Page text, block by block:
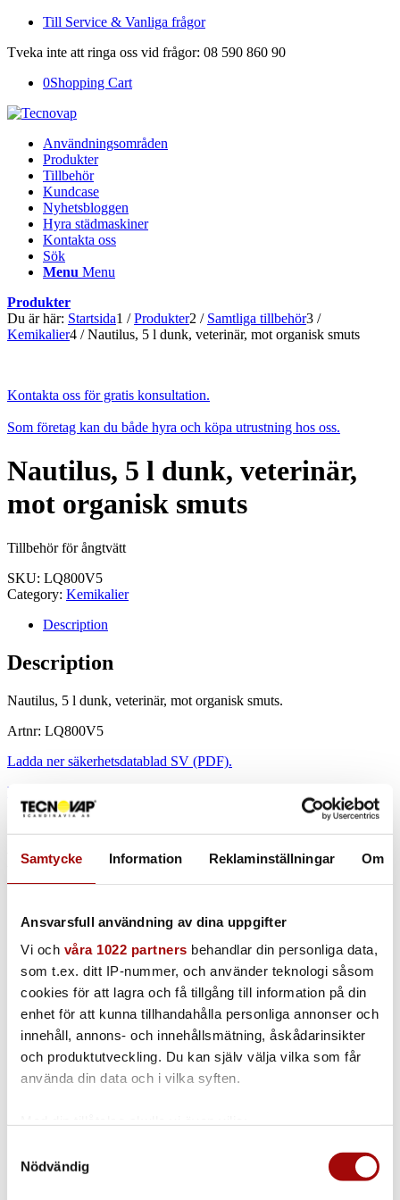
Samtycke Information Reklaminställningar Om
Ansvarsfull användning av dina uppgifter
Vi och våra 1022 partners behandlar din personliga data,
som t.ex. ditt IP-nummer, och använder teknologi såsom
cookies för att lagra och få tillgång till information på din
enhet för att kunna tillhandahålla personliga annonser och
innehåll, annons- och innehållsmätning, åskådarinsikter
och produktutveckling. Du kan själv välja vilka som får
använda din data och i vilka syften.
som kan ha en noggrannhet på upp till flera meter
Nödvändig
Till Service & Vanliga frågor
Tveka inte att ringa oss vid frågor: 08 590 860 90
0Shopping Cart
Användningsområden
Produkter
Tillbehör
Kundcase
Nyhetsbloggen
Hyra städmaskiner
Kontakta oss
Sök
Menu Menu
Produkter
Du är här: Startsida1 / Produkter2 / Samtliga tillbehör3 /
Kemikalier4 / Nautilus, 5 l dunk, veterinär, mot organisk smuts
Kontakta oss för gratis konsultation.
Som företag kan du både hyra och köpa utrustning hos oss.
Nautilus, 5 l dunk, veterinär,
mot organisk smuts
Tillbehör för ångtvätt
SKU: LQ800V5
Category: Kemikalier
Description
Description
Nautilus, 5 l dunk, veterinär, mot organisk smuts.
Artnr: LQ800V5
Ladda ner säkerhetsdatablad SV (PDF).
Ladda ner säkerhetsdatablad EN (PDF).
Related products
Regenererande saltfilter
FL00008
Komplett system för filter med
FL00009